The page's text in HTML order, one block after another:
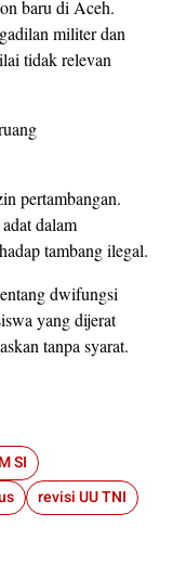
baru di Aceh.
militer dan
tidak relevan
pertambangan.
dalam
tambang ilegal.
dwifungsi
yang dijerat
tanpa syarat.
SI
revisi UU TNI